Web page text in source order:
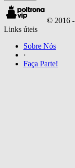
© 2016 -
Links úteis
Sobre Nós
·
Faça Parte!